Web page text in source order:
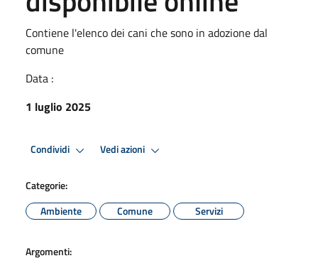
Contiene l'elenco dei cani che sono in adozione dal
comune
Data :
1 luglio 2025
Condividi Vedi azioni
Categorie:
Ambiente
Comune Servizi
Argomenti: